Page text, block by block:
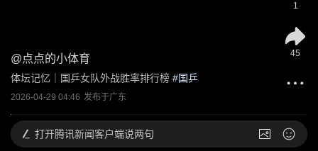
@点点的小体育
体坛记忆｜国乒女队外战胜率排行榜 #国乒
2026-04-29 04:46 发布于广东
1
45
打开腾讯新闻客户端说两句